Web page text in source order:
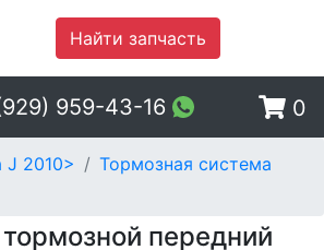
Найти запчасть
959-43-16 0
J 2010>
Тормозная система
передний